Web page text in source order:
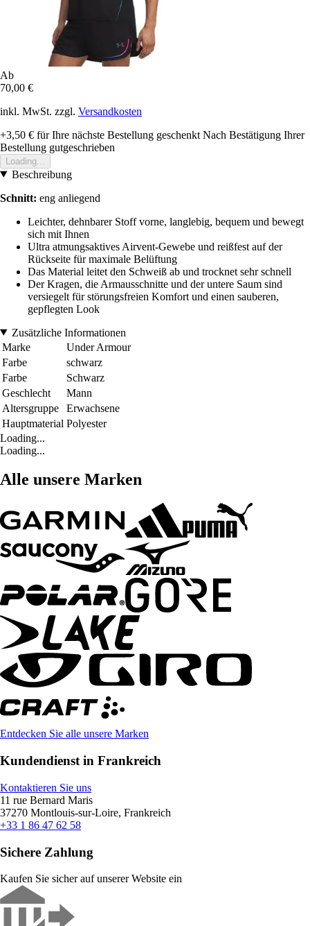
Ab
70,00 €
inkl. MwSt. zzgl. Versandkosten
+3,50 € für Ihre nächste Bestellung geschenkt Nach Bestätigung Ihrer
Bestellung gutgeschrieben
Loading...
Beschreibung
Schnitt: eng anliegend
Leichter, dehnbarer Stoff vorne, langlebig, bequem und bewegt
sich mit Ihnen
Ultra atmungsaktives Airvent-Gewebe und reißfest auf der
Rückseite für maximale Belüftung
Das Material leitet den Schweiß ab und trocknet sehr schnell
Der Kragen, die Armausschnitte und der untere Saum sind
versiegelt für störungsfreien Komfort und einen sauberen,
gepflegten Look
Zusätzliche Informationen
Marke
Under Armour
Farbe
schwarz
Farbe
Schwarz
Geschlecht
Mann
Altersgruppe
Erwachsene
Hauptmaterial Polyester
Loading...
Loading...
Alle unsere Marken
Entdecken Sie alle unsere Marken
Kundendienst in Frankreich
Kontaktieren Sie uns
11 rue Bernard Maris
37270 Montlouis-sur-Loire, Frankreich
+33 1 86 47 62 58
Sichere Zahlung
Kaufen Sie sicher auf unserer Website ein